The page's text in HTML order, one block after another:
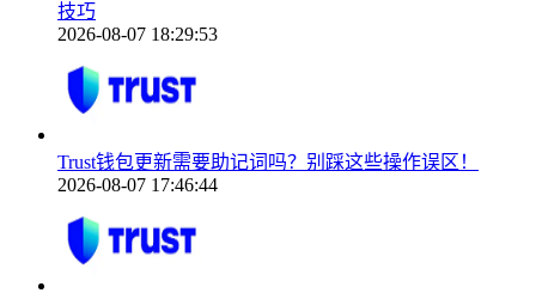
技巧
2026-08-07 18:29:53
Trust钱包更新需要助记词吗？别踩这些操作误区！
2026-08-07 17:46:44